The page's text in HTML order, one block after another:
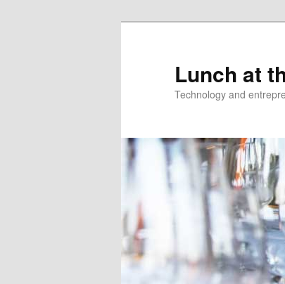
Lunch at
Technology and